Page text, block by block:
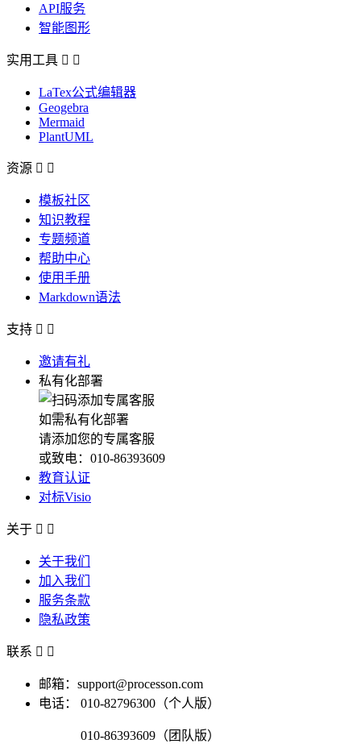
API服务
智能图形
实用工具  
LaTex公式编辑器
Geogebra
Mermaid
PlantUML
资源  
模板社区
知识教程
专题频道
帮助中心
使用手册
Markdown语法
支持  
邀请有礼
私有化部署
如需私有化部署
请添加您的专属客服
或致电：010-86393609
教育认证
对标Visio
关于  
关于我们
加入我们
服务条款
隐私政策
联系  
邮箱：support@processon.com
电话：
010-82796300（个人版）
010-86393609（团队版）